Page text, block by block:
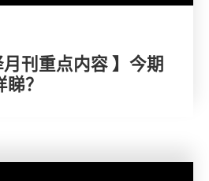
月刊重点内容 】今期
？